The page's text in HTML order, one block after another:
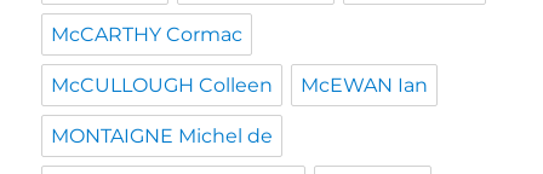
McCARTHY Cormac
McCULLOUGH Colleen McEWAN Ian
MONTAIGNE Michel de